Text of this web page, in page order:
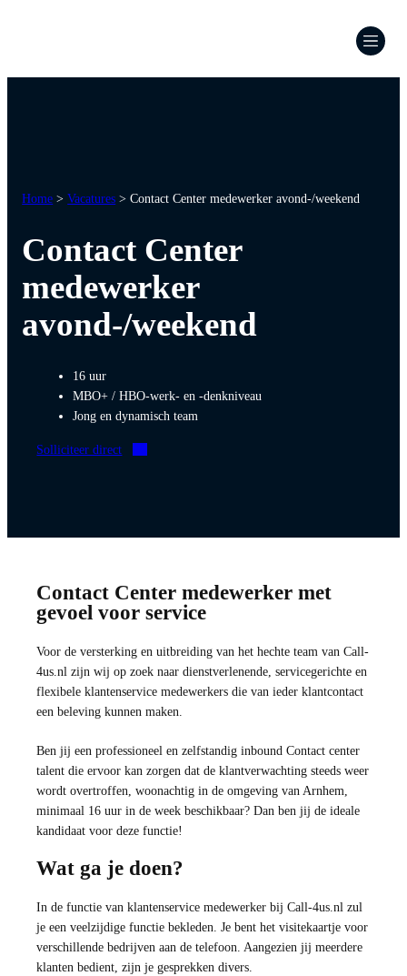
inhoud
Home >Vacatures >Contact Center medewerker avond-/weekend
Contact Center
medewerker
avond-/weekend
16 uur
MBO+ / HBO-werk- en -denkniveau
Jong en dynamisch team
Solliciteer direct
Contact Center medewerker met
gevoel voor service
Voor de versterking en uitbreiding van het hechte team van Call-
4us.nl zijn wij op zoek naar dienstverlenende, servicegerichte en
flexibele klantenservice medewerkers die van ieder klantcontact
een beleving kunnen maken.
Ben jij een professioneel en zelfstandig inbound Contact center
talent die ervoor kan zorgen dat de klantverwachting steeds weer
wordt overtroffen, woonachtig in de omgeving van Arnhem,
minimaal 16 uur in de week beschikbaar? Dan ben jij de ideale
kandidaat voor deze functie!
Wat ga je doen?
In de functie van klantenservice medewerker bij Call-4us.nl zul
je een veelzijdige functie bekleden. Je bent het visitekaartje voor
verschillende bedrijven aan de telefoon. Aangezien jij meerdere
klanten bedient, zijn je gesprekken divers.